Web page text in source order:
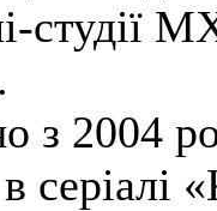
студії
з 2004
серіалі